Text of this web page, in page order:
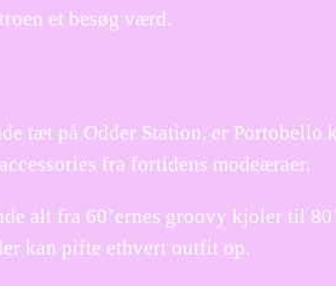
et besøg værd.
tæt på Odder Station, er Portobello
fra fortidens modeæraer.
alt fra 60’ernes groovy kjoler til
kan pifte ethvert outfit op.